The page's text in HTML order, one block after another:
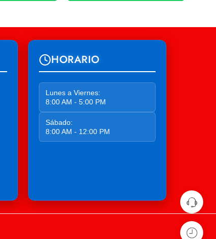
HORARIO
Lunes a Viernes:
8:00 AM - 5:00 PM
Sábado:
8:00 AM - 12:00 PM